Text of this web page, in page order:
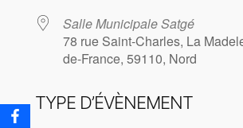
Salle Municipale Satgé
78 rue Saint-Charles, La
de-France, 59110, Nord
TYPE D’ÉVÈNEMENT